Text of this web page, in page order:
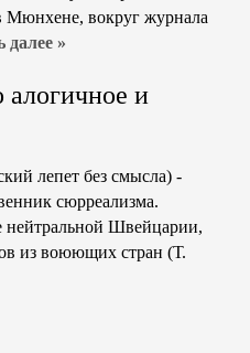
Мюнхене, вокруг журнала
далее »
алогичное и
лепет без смысла) -
сюрреализма.
Швейцарии,
из воюющих стран (Т.